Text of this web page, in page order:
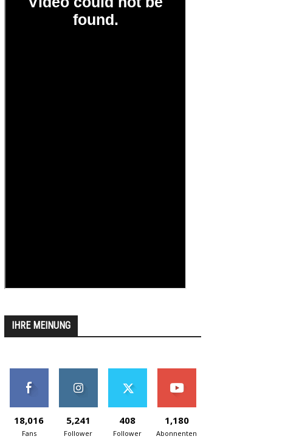
IHRE MEINUNG
18,016
Fans
5,241
Follower
408
Follower
1,180
Abonnenten